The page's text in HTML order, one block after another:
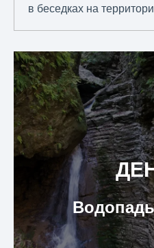
в беседках на